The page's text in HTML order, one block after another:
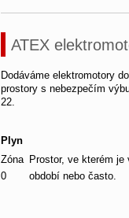
ATEX
Dodáváme elektromotory
prostory s nebezpečím
22.
Plyn
Zóna
0
Prostor, ve kterém
období nebo často.